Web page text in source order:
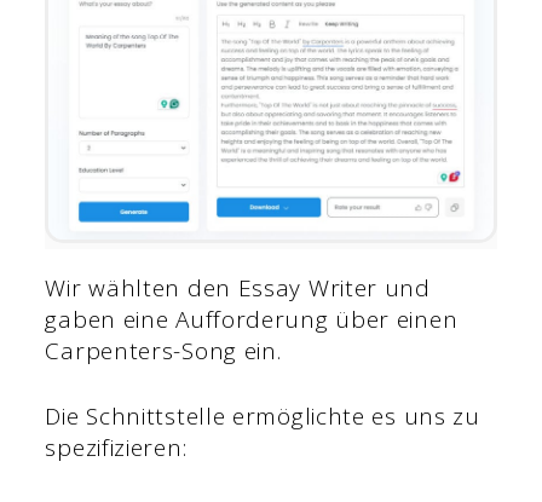
Wir wählten den Essay Writer und
gaben eine Aufforderung über einen
Carpenters-Song ein.
Die Schnittstelle ermöglichte es uns zu
spezifizieren: